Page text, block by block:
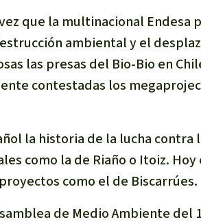
que la multinacional Endesa
ambiental y el
las presas del Bio-Bio en
contestadas los
la historia de la lucha contra
como la de Riaño o Itoiz.
como el de Biscarrúes.
de Medio Ambiente del